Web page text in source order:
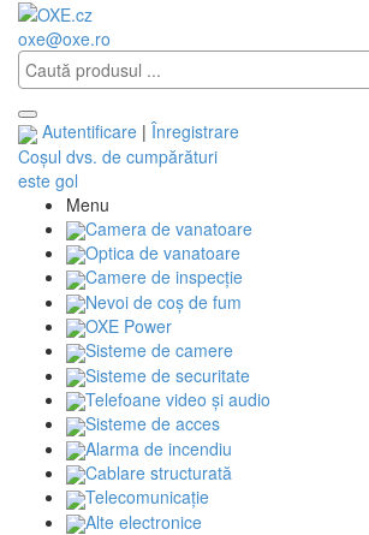
oxe@oxe.ro
Autentificare | Înregistrare
Coșul dvs. de cumpărături
este gol
Menu
Camera de vanatoare
Optica de vanatoare
Camere de inspecție
Nevoi de coș de fum
OXE Power
Sisteme de camere
Sisteme de securitate
Telefoane video și audio
Sisteme de acces
Alarma de incendiu
Cablare structurată
Telecomunicaţie
Alte electronice